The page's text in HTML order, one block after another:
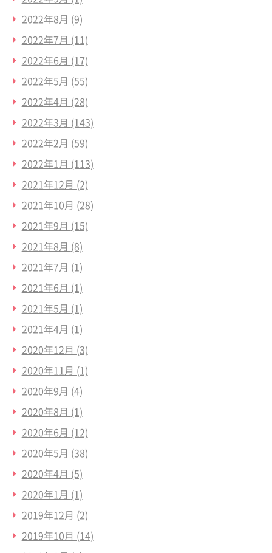
2022年8月 (9)
2022年7月 (11)
2022年6月 (17)
2022年5月 (55)
2022年4月 (28)
2022年3月 (143)
2022年2月 (59)
2022年1月 (113)
2021年12月 (2)
2021年10月 (28)
2021年9月 (15)
2021年8月 (8)
2021年7月 (1)
2021年6月 (1)
2021年5月 (1)
2021年4月 (1)
2020年12月 (3)
2020年11月 (1)
2020年9月 (4)
2020年8月 (1)
2020年6月 (12)
2020年5月 (38)
2020年4月 (5)
2020年1月 (1)
2019年12月 (2)
2019年10月 (14)